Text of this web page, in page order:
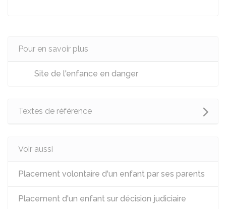
Pour en savoir plus
Site de l'enfance en danger
Textes de référence
Voir aussi
Placement volontaire d'un enfant par ses parents
Placement d'un enfant sur décision judiciaire